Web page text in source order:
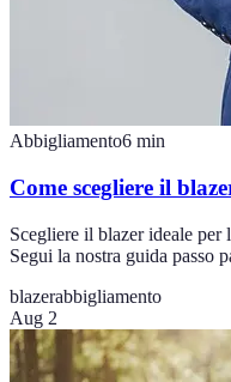
Abbigliamento6 min
Come scegliere il
Scegliere il blazer ideale per
Segui la nostra guida passo
blazerabbigliamento
Aug 2